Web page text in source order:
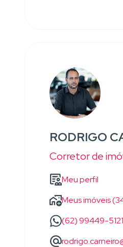
RODRIGO
Corretor de
Meu perfil
Meus imóveis
(62) 99449-5121